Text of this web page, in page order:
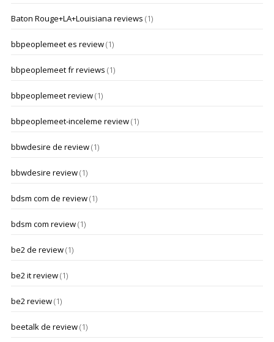
Baton Rouge+LA+Louisiana reviews (1)
bbpeoplemeet es review(1)
bbpeoplemeet fr reviews (1)
bbpeoplemeet review(1)
bbpeoplemeet-inceleme review(1)
bbwdesire de review(1)
bbwdesire review(1)
bdsm com de review(1)
bdsm com review(1)
be2 de review(1)
be2 it review(1)
be2 review(1)
beetalk de review(1)